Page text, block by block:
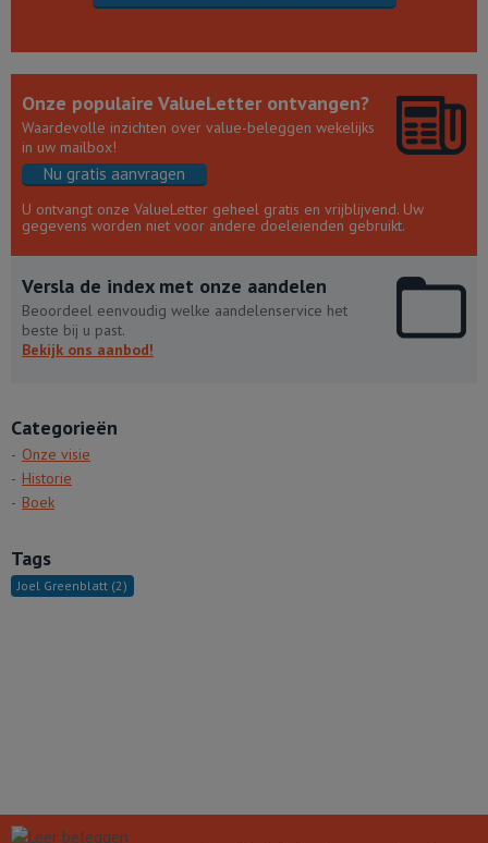
Onze populaire ValueLetter ontvangen?
Waardevolle inzichten over value-beleggen wekelijks
in uw mailbox!
Nu gratis aanvragen
U ontvangt onze ValueLetter geheel gratis en vrijblijvend. Uw
gegevens worden niet voor andere doeleienden gebruikt.
Versla de index met onze aandelen
Beoordeel eenvoudig welke aandelenservice het
beste bij u past.
Bekijk ons aanbod!
Categorieën
Onze visie
Historie
Boek
Tags
Joel Greenblatt (2)